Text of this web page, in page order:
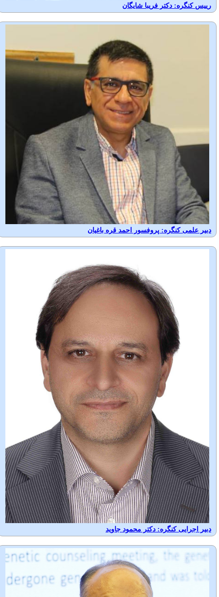
رییس کنگره:دکتر فریبا شایگان
دبیر علمی کنگره: پروفسور احمد قره باغیان
دبیر اجرایی کنگره: دکتر محمود جاوید